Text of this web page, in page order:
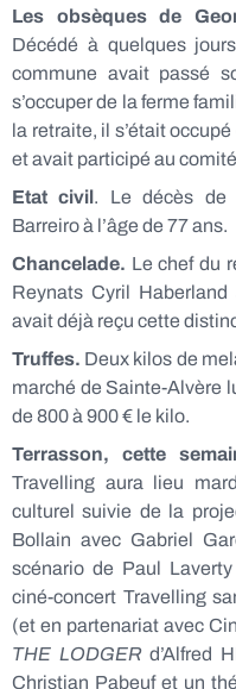
Les obsèques de
Décédé à quelques
commune avait passé
s’occuper de la ferme
la retraite, il s’était
et avait participé au
Etat civil. Le décès de
Barreiro à l’âge de 77 ans.
Chancelade. Le chef du
Reynats Cyril
avait déjà reçu cette
Truffes. Deux kilos de
marché de Sainte-Alvère
de 800 à 900 € le kilo.
Terrasson, cette
Travelling aura lieu
culturel suivie de la
Bollain avec Gabriel
scénario de Paul
ciné-concert Travelling
(et en partenariat avec
THE LODGERd’Alfred
Christian Pabeuf et un